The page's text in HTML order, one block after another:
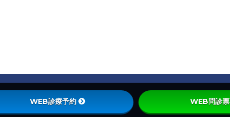
Privacy Policy|
WEB診療予約 WEB問診票